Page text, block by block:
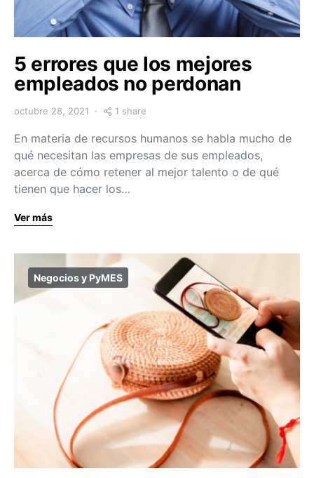
5 errores que los mejores
empleados no perdonan
octubre 28, 2021 1 share
En materia de recursos humanos se habla mucho de
qué necesitan las empresas de sus empleados,
acerca de cómo retener al mejor talento o de qué
tienen que hacer los…
Ver más
Negocios y PyMES